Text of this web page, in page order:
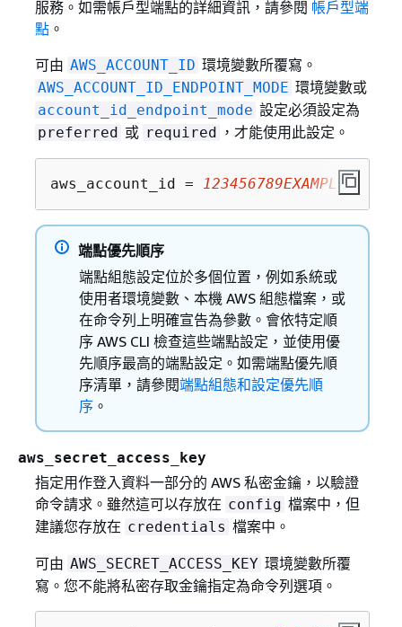
服務。如需帳戶型端點的詳細資訊，請參閱 帳戶型端
點。
可由 AWS_ACCOUNT_ID 環境變數所覆寫。
AWS_ACCOUNT_ID_ENDPOINT_MODE 環境變數或
account_id_endpoint_mode 設定必須設定為
preferred 或 required ，才能使用此設定。
aws_account_id = 123456789EXAMPLE
端點優先順序
端點組態設定位於多個位置，例如系統或
使用者環境變數、本機 AWS 組態檔案，或
在命令列上明確宣告為參數。會依特定順
序 AWS CLI 檢查這些端點設定，並使用優
先順序最高的端點設定。如需端點優先順
序清單，請參閱端點組態和設定優先順
序。
aws_secret_access_key
指定用作登入資料一部分的 AWS 私密金鑰，以驗證
命令請求。雖然這可以存放在 config 檔案中，但
建議您存放在 credentials 檔案中。
可由 AWS_SECRET_ACCESS_KEY 環境變數所覆
寫。您不能將私密存取金鑰指定為命令列選項。